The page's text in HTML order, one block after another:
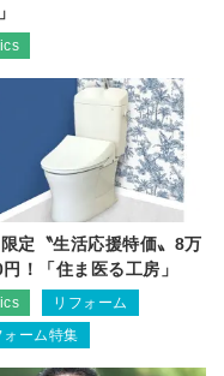
定〝生活応援特価〟8万
！「住ま医る工房」
リフォーム
ォーム特集